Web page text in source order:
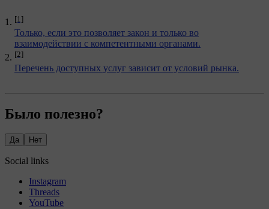
[1]
Только, если это позволяет закон и только во
взаимодействии с компетентными органами.
[2]
Перечень доступных услуг зависит от условий рынка.
Было полезно?
Да Нет